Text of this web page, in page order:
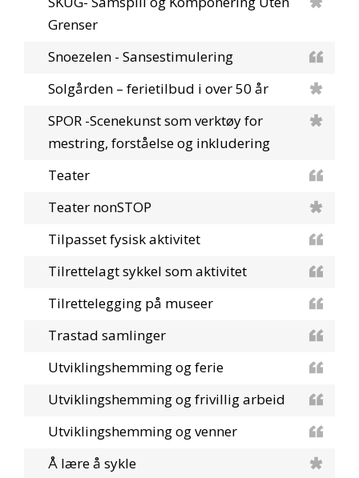
Grenser
Snoezelen - Sansestimulering
Solgården – ferietilbud i over 50 år
SPOR -Scenekunst som verktøy for
mestring, forståelse og inkludering
Teater
Teater nonSTOP
Tilpasset fysisk aktivitet
Tilrettelagt sykkel som aktivitet
Tilrettelegging på museer
Trastad samlinger
Utviklingshemming og ferie
Utviklingshemming og frivillig arbeid
Utviklingshemming og venner
Å lære å sykle